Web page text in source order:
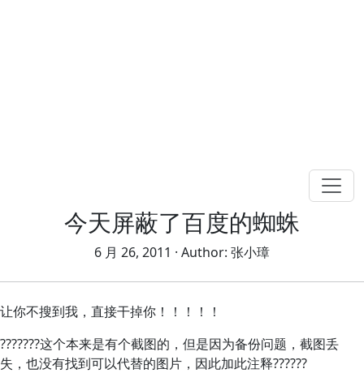
今天屏蔽了百度的蜘蛛
6 月 26, 2011 · Author: 张小璋
让你不搜到我，直接干掉你！！！！！
???????这个本来是有个截图的，但是因为备份问题，截图丢
失，也没有找到可以代替的图片，因此加此注释??????